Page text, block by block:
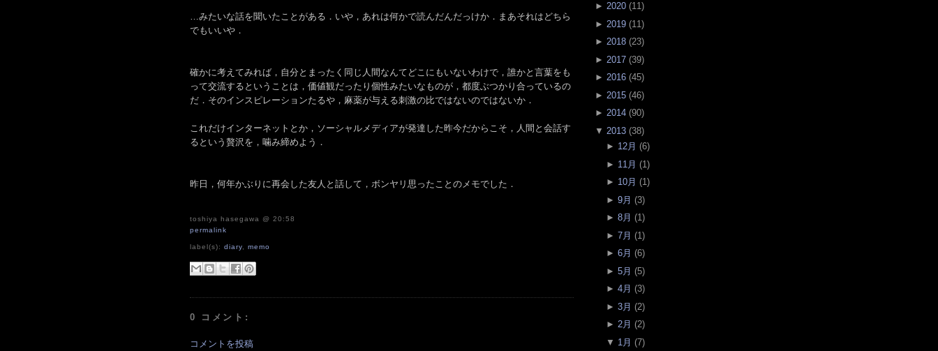
…みたいな話を聞いたことがある．いや，あれは何かで読んだんだっけか．まあそれはどちら
でもいいや．
確かに考えてみれば，自分とまったく同じ人間なんてどこにもいないわけで，誰かと言葉をも
って交流するということは，価値観だったり個性みたいなものが，都度ぶつかり合っているの
だ．そのインスピレーションたるや，麻薬が与える刺激の比ではないのではないか．
これだけインターネットとか，ソーシャルメディアが発達した昨今だからこそ，人間と会話す
るという贅沢を，噛み締めよう．
昨日，何年かぶりに再会した友人と話して，ボンヤリ思ったことのメモでした．
toshiya hasegawa @ 20:58
permalink
label(s):diary ,memo
0 コメント:
コメントを投稿
► 2020 (11)
► 2019 (11 )
► 2018 (23)
► 2017 (39)
► 2016 (45)
► 2015 (46)
► 2014 (90)
▼ 2013 (38)
► 12月 (6)
► 11月 (1)
► 10月 (1)
► 9月 (3)
► 8月 (1)
► 7月 (1)
► 6月 (6)
► 5月 (5)
► 4月 (3)
► 3月 (2)
► 2月 (2)
▼ 1月 (7)